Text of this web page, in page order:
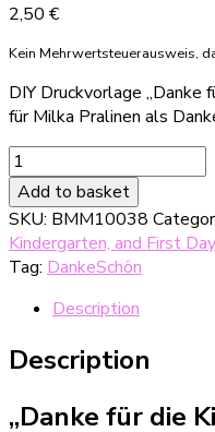
2,50 €
Kein Mehrwertsteuerausweis,
DIY Druckvorlage „Danke
für Milka Pralinen als
DIY
Druckvorlage
"Danke
für
die
Kindergartenzeit"
Banderole
Milka
Pralinen
Add to basket
SKU: BMM10038
Kindergarten, and First
Tag: DankeSchön
Description
Description
„Danke für die